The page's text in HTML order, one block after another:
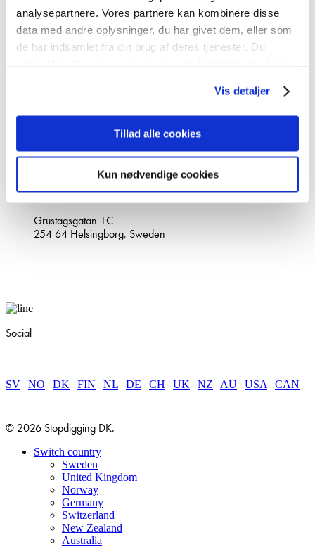
analysepartnere. Vores partnere kan kombinere disse
data med andre oplysninger, du har givet dem, eller som
de har indsamlet fra din brug af deres tjenester. Du
Vis detaljer
Tillad alle cookies
Kun nødvendige cookies
About Stop Digging
Our STORY
Become partner
info@stopdigging.dk
Contact us
Main office
Grustagsgatan 1C
254 64 Helsingborg, Sweden
Social
SV NO DK FIN NL DE CH UK NZ AU USA CAN
© 2026 Stopdigging DK.
Close
Switch country
Sweden
United Kingdom
Norway
Germany
Switzerland
New Zealand
Australia